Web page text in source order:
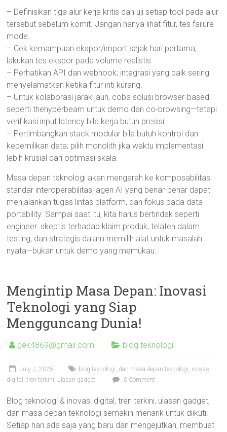
– Definisikan tiga alur kerja kritis dan uji setiap tool pada alur
tersebut sebelum komit. Jangan hanya lihat fitur, tes failure
mode.
– Cek kemampuan ekspor/import sejak hari pertama;
lakukan tes ekspor pada volume realistis.
– Perhatikan API dan webhook; integrasi yang baik sering
menyelamatkan ketika fitur inti kurang.
– Untuk kolaborasi jarak jauh, coba solusi browser-based
seperti thehyperbeam untuk demo dan co-browsing—tetapi
verifikasi input latency bila kerja butuh presisi.
– Pertimbangkan stack modular bila butuh kontrol dan
kepemilikan data; pilih monolith jika waktu implementasi
lebih krusial dari optimasi skala.
Masa depan teknologi akan mengarah ke komposabilitas:
standar interoperabilitas, agen AI yang benar-benar dapat
menjalankan tugas lintas platform, dan fokus pada data
portability. Sampai saat itu, kita harus bertindak seperti
engineer: skeptis terhadap klaim produk, telaten dalam
testing, dan strategis dalam memilih alat untuk masalah
nyata—bukan untuk demo yang memukau.
Mengintip Masa Depan: Inovasi
Teknologi yang Siap
Mengguncang Dunia!
gek4869@gmail.com blog teknologi
July 7, 2025 blog teknologi, dan masa depan teknologi, inovasi
digital ,tren terkini, ulasan gadget 0 Comment
Blog teknologi & inovasi digital, tren terkini, ulasan gadget,
dan masa depan teknologi semakin menarik untuk diikuti!
Setiap hari ada saja yang baru dan mengejutkan, membuat